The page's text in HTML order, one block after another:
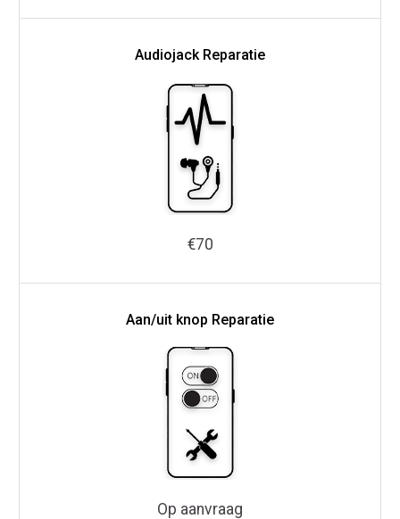
Audiojack Reparatie
€70
Aan/uit knop Reparatie
Op aanvraag